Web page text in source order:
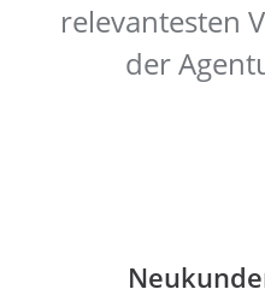
relevantesten
der